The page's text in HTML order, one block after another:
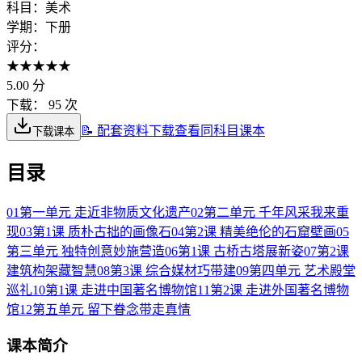
科目： 美术
学期： 下册
评分：
★★★★★
5.00 分
下载：
95 次
下载课本 📝 配套资料下载查看同科目课本
目录
01 第一单元 走近非物质文化遗产02第二单元 千年风采我来重
现03第1课 质朴古拙的画像石04第2课 精美绝伦的石窟壁画05
第三单元 独特创意妙施营造06第1课 古桥古塔展新姿07第2课
建筑构架藏智慧08第3课 综合媒材巧带建09第四单元 艺术殿堂
巡礼10第1课 走进中国著名博物馆11 第2课 走进外国著名博物
馆12第五单元 留下眷念带走真情
课本简介